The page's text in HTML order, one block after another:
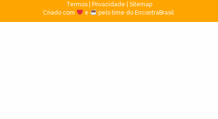
Termos| Privacidade
Sitemap
Criado com
e pelo time do EncontraBrasil